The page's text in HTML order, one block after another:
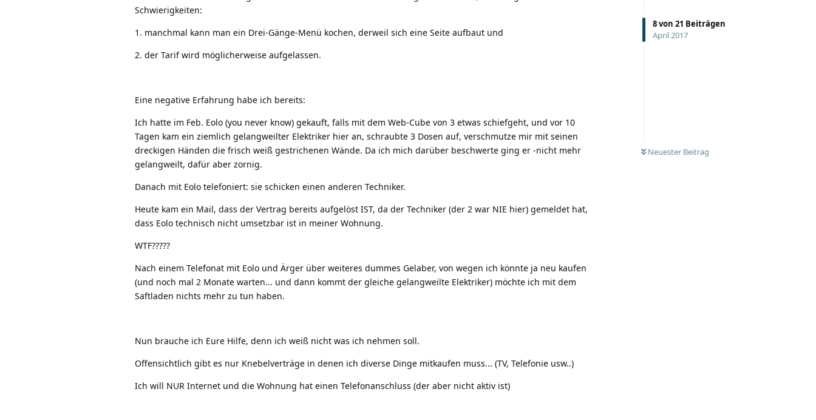
8von 21 Beiträgen
April 2017
Neuester Beitrag
Schwierigkeiten:
1. manchmal kann man ein Drei-Gänge-Menü kochen, derweil sich eine Seite aufbaut und
2. der Tarif wird möglicherweise aufgelassen.
Eine negative Erfahrung habe ich bereits:
Ich hatte im Feb. Eolo (you never know) gekauft, falls mit dem Web-Cube von 3 etwas schiefgeht, und vor 10
Tagen kam ein ziemlich gelangweilter Elektriker hier an, schraubte 3 Dosen auf, verschmutze mir mit seinen
dreckigen Händen die frisch weiß gestrichenen Wände. Da ich mich darüber beschwerte ging er -nicht mehr
gelangweilt, dafür aber zornig.
Danach mit Eolo telefoniert: sie schicken einen anderen Techniker.
Heute kam ein Mail, dass der Vertrag bereits aufgelöst IST, da der Techniker (der 2 war NIE hier) gemeldet hat,
dass Eolo technisch nicht umsetzbar ist in meiner Wohnung.
WTF?????
Nach einem Telefonat mit Eolo und Ärger über weiteres dummes Gelaber, von wegen ich könnte ja neu kaufen
(und noch mal 2 Monate warten... und dann kommt der gleiche gelangweilte Elektriker) möchte ich mit dem
Saftladen nichts mehr zu tun haben.
Nun brauche ich Eure Hilfe, denn ich weiß nicht was ich nehmen soll.
Offensichtlich gibt es nur Knebelverträge in denen ich diverse Dinge mitkaufen muss... (TV, Telefonie usw..)
Ich will NUR Internet und die Wohnung hat einen Telefonanschluss (der aber nicht aktiv ist)